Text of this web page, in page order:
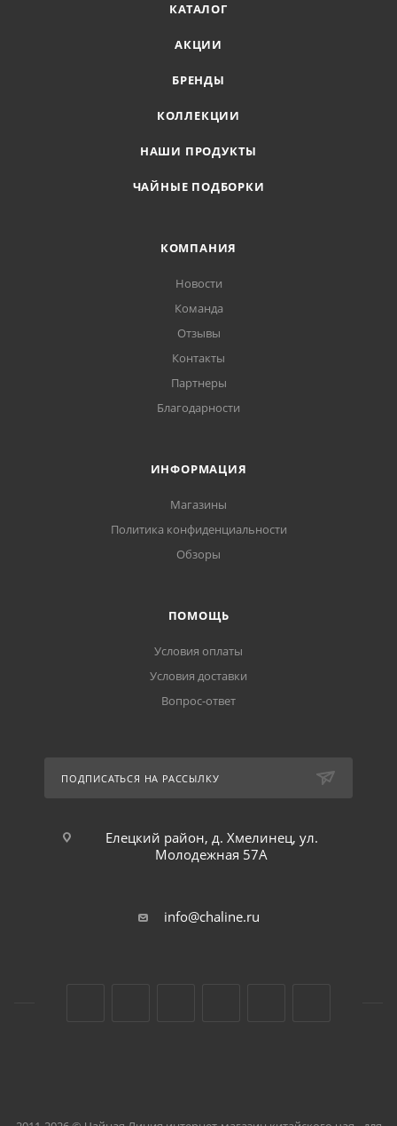
КАТАЛОГ
АКЦИИ
БРЕНДЫ
КОЛЛЕКЦИИ
НАШИ ПРОДУКТЫ
ЧАЙНЫЕ ПОДБОРКИ
КОМПАНИЯ
Новости
Команда
Отзывы
Контакты
Партнеры
Благодарности
ИНФОРМАЦИЯ
Магазины
Политика конфиденциальности
Обзоры
ПОМОЩЬ
Условия оплаты
Условия доставки
Вопрос-ответ
ПОДПИСАТЬСЯ НА РАССЫЛКУ
Елецкий район, д. Хмелинец, ул.
Молодежная 57А
info@chaline.ru